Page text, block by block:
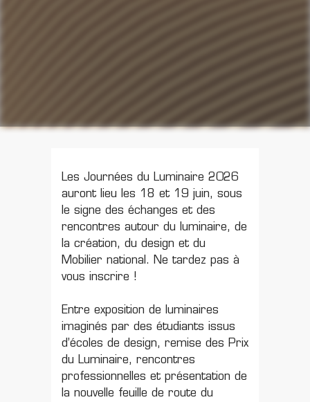
Les Journées du Luminaire 2026
auront lieu les 18 et 19 juin, sous
le signe des échanges et des
rencontres autour du luminaire, de
la création, du design et du
Mobilier national. Ne tardez pas à
vous inscrire !
Entre exposition de luminaires
imaginés par des étudiants issus
d’écoles de design, remise des Prix
du Luminaire, rencontres
professionnelles et présentation de
la nouvelle feuille de route du